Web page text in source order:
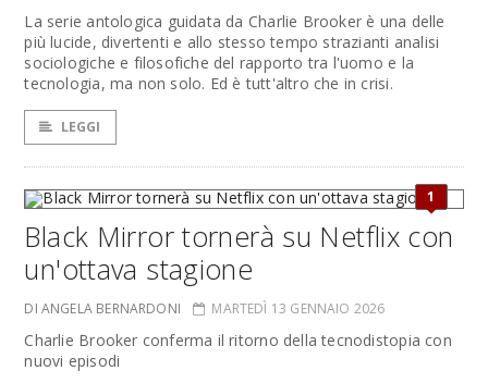
La serie antologica guidata da Charlie Brooker è una delle
più lucide, divertenti e allo stesso tempo strazianti analisi
sociologiche e filosofiche del rapporto tra l'uomo e la
tecnologia, ma non solo. Ed è tutt'altro che in crisi.
LEGGI
1
Black Mirror tornerà su Netflix con
un'ottava stagione
DI ANGELA BERNARDONI MARTEDÌ 13 GENNAIO 2026
Charlie Brooker conferma il ritorno della tecnodistopia con
nuovi episodi